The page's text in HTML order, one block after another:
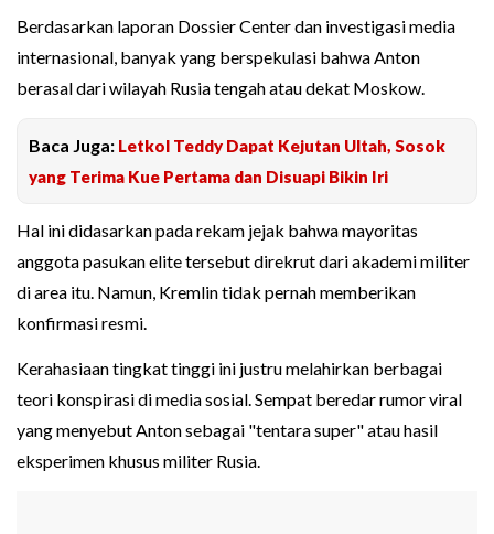
Berdasarkan laporan Dossier Center dan investigasi media
internasional, banyak yang berspekulasi bahwa Anton
berasal dari wilayah Rusia tengah atau dekat Moskow.
Baca Juga: Letkol Teddy Dapat Kejutan Ultah, Sosok
yang Terima Kue Pertama dan Disuapi Bikin Iri
Hal ini didasarkan pada rekam jejak bahwa mayoritas
anggota pasukan elite tersebut direkrut dari akademi militer
di area itu. Namun, Kremlin tidak pernah memberikan
konfirmasi resmi.
Kerahasiaan tingkat tinggi ini justru melahirkan berbagai
teori konspirasi di media sosial. Sempat beredar rumor viral
yang menyebut Anton sebagai "tentara super" atau hasil
eksperimen khusus militer Rusia.